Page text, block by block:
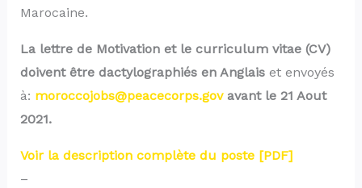
Marocaine.
La lettre de Motivation et le curriculum vitae (CV)
doivent être dactylographiés en Anglaiset envoyés
à: moroccojobs@peacecorps.govavant le 21 Aout
2021.
Voir la description complète du poste [PDF]
–